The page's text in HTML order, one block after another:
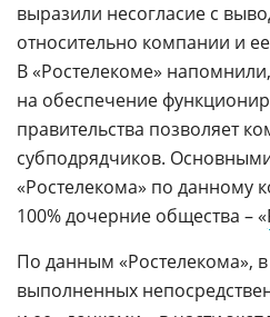
выразили несогласие с
относительно компании и
В «Ростелекоме»
на обеспечение
правительства позволяет
субподрядчиков.
«Ростелекома» по данному
100% дочерние общества – «
По данным «Ростелекома», в
выполненных